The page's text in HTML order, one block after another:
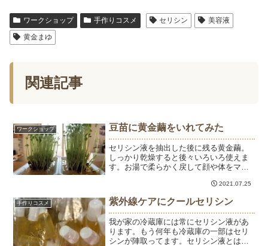
ワークショップ 手作りコスメ セリシン
美容液
黄金まゆ
関連記事
ワークショップ 豆苗に黄金繭をいれてみた
セリシン液を抽出した後に残る黄金繭。
しっかり乾燥すると後々いろいろ使えま
す。お湯で柔らかく戻して顔や体をマッ
の汚れが取れてつるつるになったり、硬
く絞って愛犬の被毛を拭くと抜け毛やフ
ケをからめとってくれてド...
2021.07.25
手作りコスメ 紫外線ケアにクールセリシン
我が家の冷蔵庫には常にセリシン液があ
ります。もう何年も冷蔵庫の一部はセリ
シンが陣取ってます。セリシン液とは、